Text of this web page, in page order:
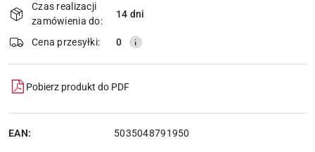
Wyślij
dostawa
Czas realizacji
zamówienia do:
14 dni
Cena przesyłki: 0
Pobierz produkt do PDF
EAN: 5035048791950